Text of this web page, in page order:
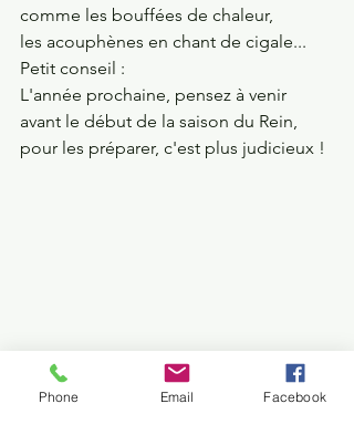
comme les bouffées de chaleur,
les acouphènes en chant de cigale...
Petit conseil :
L'année prochaine, pensez à venir
avant le début de la saison du Rein,
pour les préparer, c'est plus judicieux !
Un petit exercice de Qi gong pour
Phone Email Facebook